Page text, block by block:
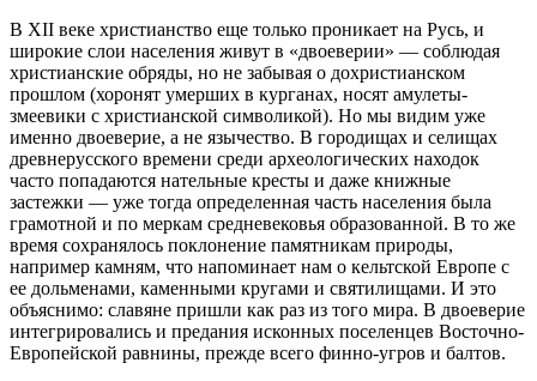
В XII веке христианство еще только проникает на Русь, и
широкие слои населения живут в «двоеверии» — соблюдая
христианские обряды, но не забывая о дохристианском
прошлом (хоронят умерших в курганах, носят амулеты-
змеевики с христианской символикой). Но мы видим уже
именно двоеверие, а не язычество. В городищах и селищах
древнерусского времени среди археологических находок
часто попадаются нательные кресты и даже книжные
застежки — уже тогда определенная часть населения была
грамотной и по меркам средневековья образованной. В то же
время сохранялось поклонение памятникам природы,
например камням, что напоминает нам о кельтской Европе с
ее дольменами, каменными кругами и святилищами. И это
объяснимо: славяне пришли как раз из того мира. В двоеверие
интегрировались и предания исконных поселенцев Восточно-
Европейской равнины, прежде всего финно-угров и балтов.